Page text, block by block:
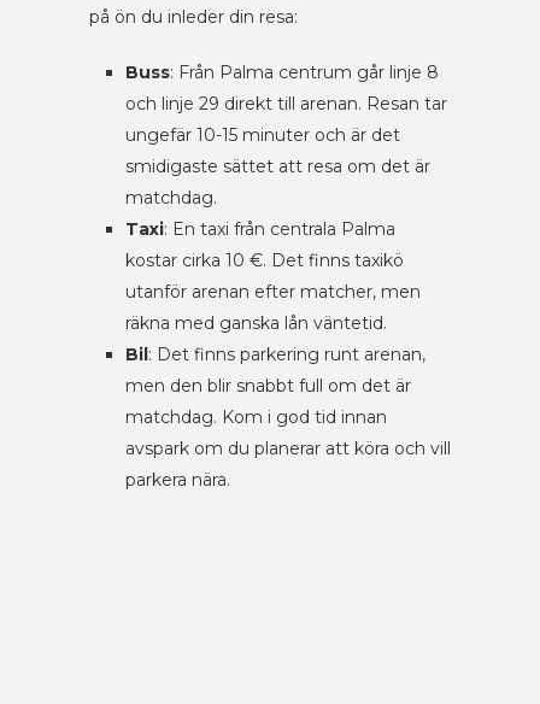
på ön du inleder din resa:
Buss: Från Palma centrum går linje 8
och linje 29 direkt till arenan. Resan tar
ungefär 10-15 minuter och är det
smidigaste sättet att resa om det är
matchdag.
Taxi: En taxi från centrala Palma
kostar cirka 10 €. Det finns taxikö
utanför arenan efter matcher, men
räkna med ganska lån väntetid.
Bil: Det finns parkering runt arenan,
men den blir snabbt full om det är
matchdag. Kom i god tid innan
avspark om du planerar att köra och vill
parkera nära.